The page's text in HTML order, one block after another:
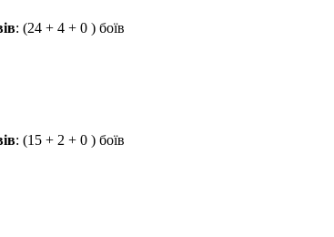
: (24 + 4 + 0 ) боїв
: (15 + 2 + 0 ) боїв